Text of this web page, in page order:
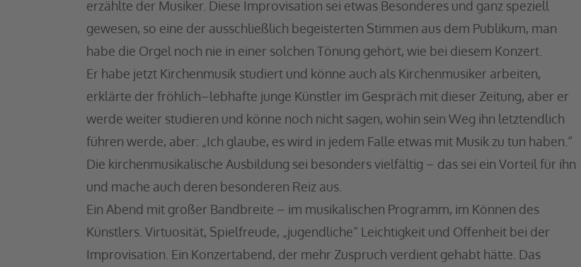
erzählte der Musiker. Diese Improvisation sei etwas Besonderes und ganz speziell
gewesen, so eine der ausschließlich begeisterten Stimmen aus dem Publikum, man
habe die Orgel noch nie in einer solchen Tönung gehört, wie bei diesem Konzert.
Er habe jetzt Kirchenmusik studiert und könne auch als Kirchenmusiker arbeiten,
erklärte der fröhlich–lebhafte junge Künstler im Gespräch mit dieser Zeitung, aber er
werde weiter studieren und könne noch nicht sagen, wohin sein Weg ihn letztendlich
führen werde, aber: „Ich glaube, es wird in jedem Falle etwas mit Musik zu tun haben.“
Die kirchenmusikalische Ausbildung sei besonders vielfältig – das sei ein Vorteil für ihn
und mache auch deren besonderen Reiz aus.
Ein Abend mit großer Bandbreite – im musikalischen Programm, im Können des
Künstlers. Virtuosität, Spielfreude, „jugendliche“ Leichtigkeit und Offenheit bei der
Improvisation. Ein Konzertabend, der mehr Zuspruch verdient gehabt hätte. Das